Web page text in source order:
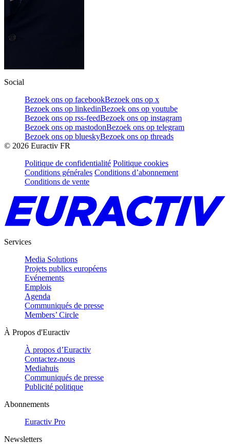
Social
Bezoek ons op facebookBezoek ons op x
Bezoek ons op linkedinBezoek ons op youtube
Bezoek ons op rss-feedBezoek ons op instagram
Bezoek ons op mastodonBezoek ons op telegram
Bezoek ons op blueskyBezoek ons op threads
© 2026 Euractiv FR
Politique de confidentialité Politique cookies
Conditions générales Conditions d’abonnement
Conditions de vente
Services
Media Solutions
Projets publics européens
Evénements
Emplois
Agenda
Communiqués de presse
Members’ Circle
À Propos d'Euractiv
À propos d’Euractiv
Contactez-nous
Mediahuis
Communiqués de presse
Publicité politique
Abonnements
Euractiv Pro
Newsletters